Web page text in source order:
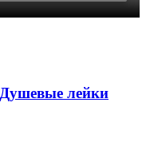
Душевые лейки